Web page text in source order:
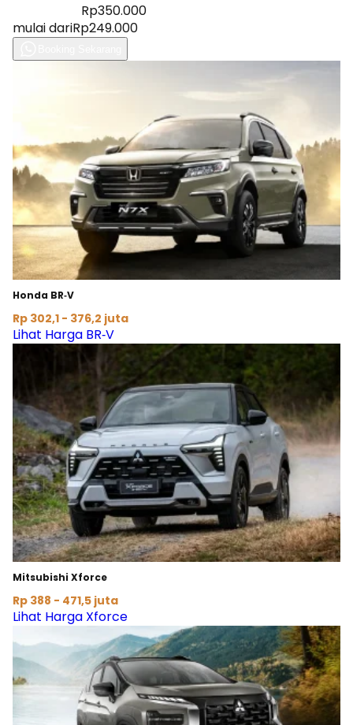
Rp350.000
mulai dariRp249.000
Honda BR‑V
Rp 302,1 - 376,2 juta
Lihat Harga BR‑V
Mitsubishi Xforce
Rp 388 - 471,5 juta
Lihat Harga Xforce